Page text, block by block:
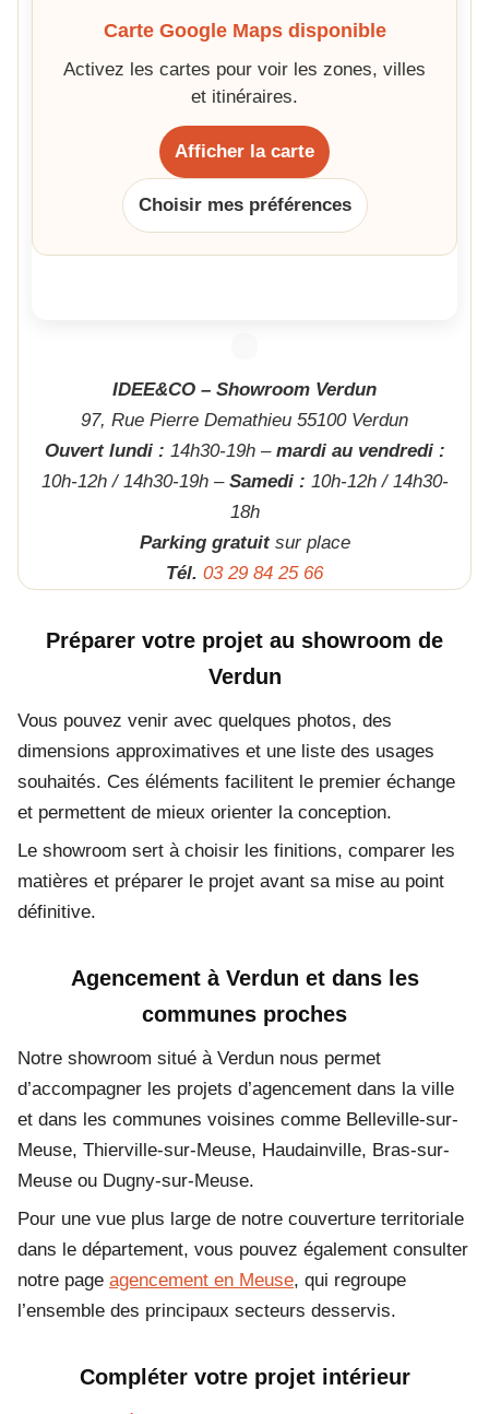
Carte Google Maps disponible
Activez les cartes pour voir les zones, villes
et itinéraires.
Afficher la carte
Choisir mes préférences
IDEE&CO – Showroom Verdun
97, Rue Pierre Demathieu 55100 Verdun
Ouvert lundi : 14h30-19h – mardi au vendredi :
10h-12h / 14h30-19h – Samedi : 10h-12h / 14h30-
18h
Parking gratuitsur place
Tél. 03 29 84 25 66
Préparer votre projet au showroom de
Verdun
Vous pouvez venir avec quelques photos, des
dimensions approximatives et une liste des usages
souhaités. Ces éléments facilitent le premier échange
et permettent de mieux orienter la conception.
Le showroom sert à choisir les finitions, comparer les
matières et préparer le projet avant sa mise au point
définitive.
Agencement à Verdun et dans les
communes proches
Notre showroom situé à Verdun nous permet
d’accompagner les projets d’agencement dans la ville
et dans les communes voisines comme Belleville-sur-
Meuse, Thierville-sur-Meuse, Haudainville, Bras-sur-
Meuse ou Dugny-sur-Meuse.
Pour une vue plus large de notre couverture territoriale
dans le département, vous pouvez également consulter
notre page agencement en Meuse, qui regroupe
l’ensemble des principaux secteurs desservis.
Compléter votre projet intérieur